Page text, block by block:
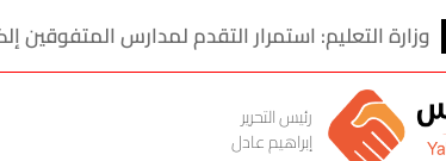
وزارة التعليم: استمرار التقدم لمدارس المتفوقين
رئيس التحرير
إبراهيم عادل